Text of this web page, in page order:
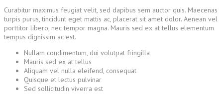
Curabitur maximus feugiat velit, sed dapibus sem auctor quis. Maecenas
turpis purus, tincidunt eget mattis ac, placerat sit amet dolor. Aenean vel
porttitor libero, nec tempor magna. Mauris sed ex at tellus elementum
tempus dignissim ac est.
Nullam condimentum, dui volutpat fringilla
Mauris sed ex at tellus
Aliquam vel nulla eleifend, consequat
Quisque et lectus pulvinar
Sed sollicitudin viverra est